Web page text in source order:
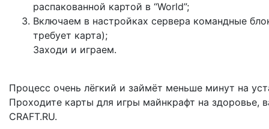
распакованной картой в “World”;
Включаем в настройках сервера командные
требует карта);
Заходи и играем.
Процесс очень лёгкий и займёт меньше минут на
Проходите карты для игры майнкрафт на здоровье,
CRAFT.RU.